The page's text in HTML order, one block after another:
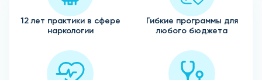
12 лет практики в сфере
наркологии
Гибкие программы для
любого бюджета